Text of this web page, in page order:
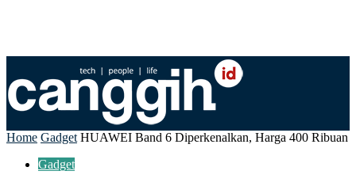
Home Gadget HUAWEI Band 6 Diperkenalkan, Harga 400 Ribuan
Gadget